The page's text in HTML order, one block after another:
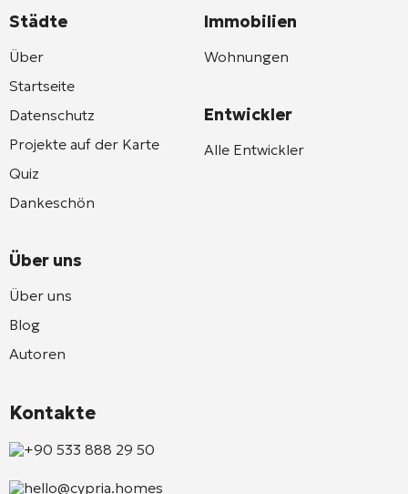
Städte
Über
Startseite
Datenschutz
Projekte auf der Karte
Quiz
Dankeschön
Über uns
Über uns
Blog
Autoren
Immobilien
Wohnungen
Entwickler
Alle Entwickler
Kontakte
+90 533 888 29 50
hello@cypria.homes